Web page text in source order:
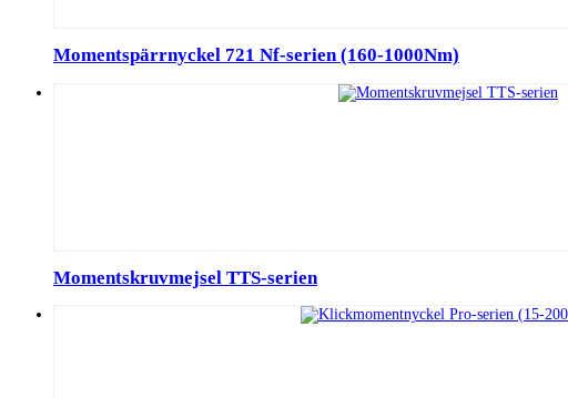
Momentspärrnyckel 721 Nf-serien (160-1000Nm)
Momentskruvmejsel TTS-serien